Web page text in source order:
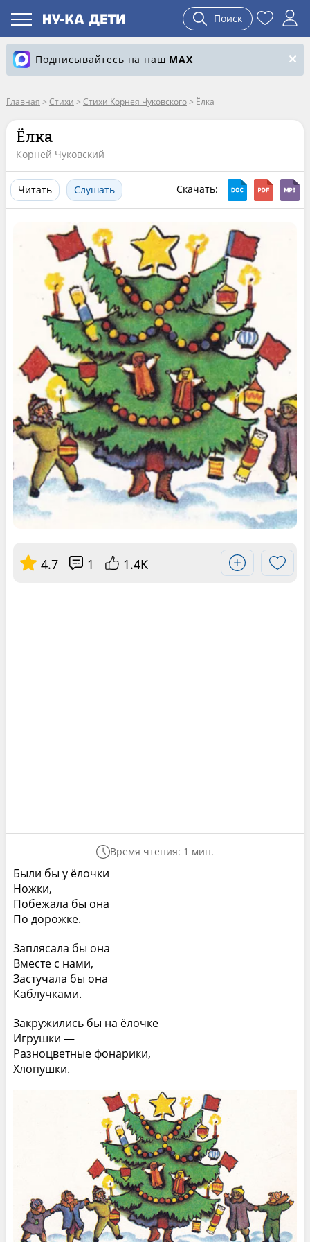
Поиск
Подписывайтесь на наш MAX
Главная > Стихи > Стихи Корнея Чуковского> Ёлка
Ёлка
Корней Чуковский
Читать Слушать Скачать:
4.7 1 1.4K
Время чтения: 1 мин.
Были бы у ёлочки
Ножки,
Побежала бы она
По дорожке.
Заплясала бы она
Вместе с нами,
Застучала бы она
Каблучками.
Закружились бы на ёлочке
Игрушки —
Разноцветные фонарики,
Хлопушки.